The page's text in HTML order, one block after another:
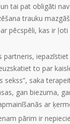
tai pat obligāti
trauku
pēcspēli, kas ir
partneris,
to par
sekss”, saka
gan biezuma,
ar
pārim ir